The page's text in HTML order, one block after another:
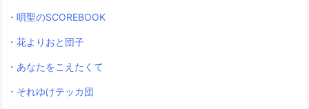
・唄聖のSCOREBOOK
・花よりおと団子
・あなたをこえたくて
・それゆけテッカ団